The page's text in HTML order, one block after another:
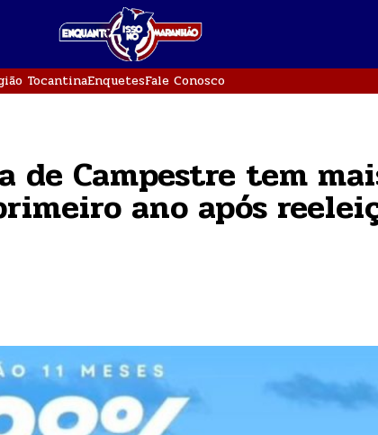
TocantinaEnquetesFale Conosco
de Campestre tem
ano após